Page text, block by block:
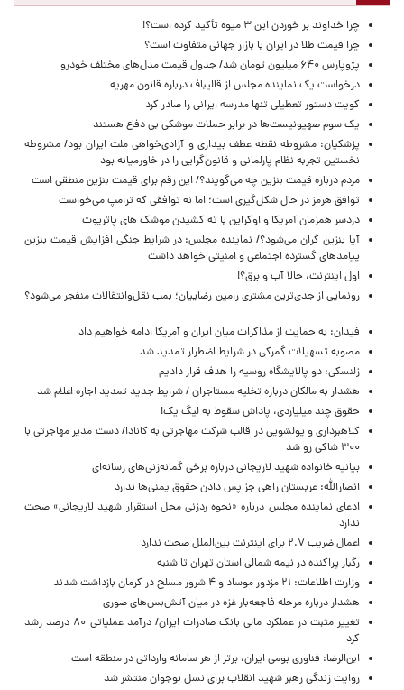
چرا خداوند بر خوردن این ۳ میوه تأکید کرده است؟!
چرا قیمت طلا در ایران با بازار جهانی متفاوت است؟
پژوپارس ۶۴۰ میلیون تومان شد/ جدول قیمت مدل‌های مختلف خودرو
درخواست یک نماینده مجلس از قالیباف درباره قانون مهریه
کویت دستور تعطیلی تنها مدرسه ایرانی را صادر کرد
یک‌ سوم صهیونیست‌ها در برابر حملات موشکی بی دفاع هستند
پزشکیان: مشروطه نقطه عطف بیداری و آزادی‌خواهی ملت ایران بود/ مشروطه
نخستین تجربه نظام پارلمانی و قانون‌گرایی را در خاورمیانه بود
مردم درباره قیمت بنزین چه می‌گویند؟/ این رقم برای قیمت بنزین منطقی است
توافق هرمز در حال شکل‌گیری است؛ اما نه توافقی که ترامپ می‌خواست
دردسر همزمان آمریکا و اوکراین با ته کشیدن موشک های پاتریوت
آیا بنزین گران می‌شود؟/ نماینده مجلس: در شرایط جنگی افزایش قیمت بنزین
پیامدهای گسترده اجتماعی و امنیتی خواهد داشت
اول اینترنت، حالا آب و برق؟!
رونمایی از جدی‌ترین مشتری رامین رضاییان؛ بمب نقل‌وانتقالات منفجر می‌شود؟
فیدان: به حمایت از مذاکرات میان ایران و آمریکا ادامه خواهیم داد
مصوبه تسهیلات گمرکی در شرایط اضطرار تمدید شد
زلنسکی: دو پالایشگاه روسیه را هدف قرار دادیم
هشدار به مالکان درباره تخلیه مستاجران / شرایط جدید تمدید اجاره اعلام شد
حقوق چند میلیاردی، پاداش سقوط به لیگ یک!
کلاهبرداری و پولشویی در قالب شرکت مهاجرتی به کانادا/ دست مدیر مهاجرتی با
۳۰۰ شاکی رو شد
بیانیه خانواده شهید لاریجانی درباره برخی گمانه‌زنی‌های رسانه‌ای
انصارالله: عربستان راهی جز پس دادن حقوق یمنی‌ها ندارد
ادعای نماینده مجلس درباره «نحوه ردزنی محل استقرار شهید لاریجانی» صحت
ندارد
اعمال ضریب ۲.۷ برای اینترنت بین‌الملل صحت ندارد
رگبار پراکنده در نیمه شمالی استان تهران تا شنبه
وزارت اطلاعات: ۲۱ مزدور موساد و ۴ شرور مسلح در کرمان بازداشت شدند
هشدار درباره مرحله فاجعه‌بار غزه در میان آتش‌بس‌های صوری
تغییر مثبت در عملکرد مالی بانک صادرات ایران/ درآمد عملیاتی ۸۰ درصد رشد
کرد
ابن‌الرضا: فناوری بومی ایران، برتر از هر سامانه وارداتی در منطقه است
روایت زندگی رهبر شهید انقلاب برای نسل نوجوان منتشر شد